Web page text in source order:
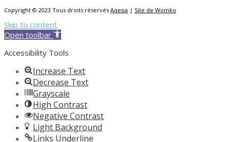
Copyright © 2023 Tous droits réservés Aqepa | Site de Womko
Skip to content
Open toolbar
Accessibility Tools
Increase Text
Decrease Text
Grayscale
High Contrast
Negative Contrast
Light Background
Links Underline